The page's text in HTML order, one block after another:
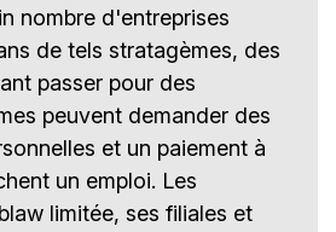
nombre d'entreprises
de tels stratagèmes, des
passer pour des
peuvent demander des
et un paiement à
un emploi. Les
limitée, ses filiales et